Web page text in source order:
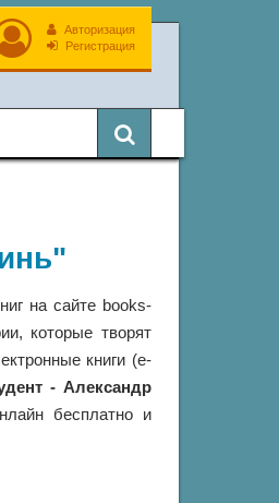
Авторизация
Регистрация
на сайте books-
которые творят
книги (e-
- Александр
бесплатно и